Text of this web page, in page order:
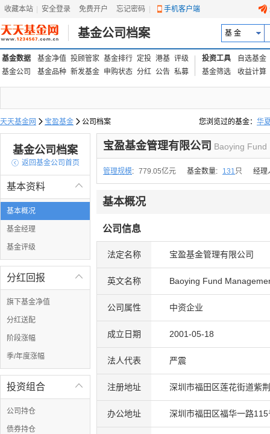
收藏本站 安全登录 免费开户 忘记密码 手机客户端
基金公司档案 基 金
基金数据 基金净值 投顾管家 基金排行 定投 港基 评级
基金公司
基金品种 新发基金 申购状态 分红 公告 私募
投资工具
自选基金
基金筛选
收益计算
天天基金网  宝盈基金  公司档案 您浏览过的基金： 华
易方达上证中盘ETF联
基金公司档案
 返回基金公司首页

基本资料
基本概况
基金经理
基金评级

分红回报
旗下基金净值
分红送配
阶段涨幅
季/年度涨幅

投资组合
公司持仓
债券持仓
宝盈基金管理有限公司 Baoying
管理规模: 779.05亿元 基金数量: 131只 经理
基本概况
公司信息
法定名称 宝盈基金管理有限公司
英文名称 Baoying Fund
公司属性 中资企业
成立日期 2001-05-18
法人代表 严震
注册地址 深圳市福田区莲花街道紫
办公地址 深圳市福田区福华一路